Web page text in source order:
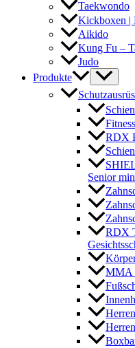
Taekwondo
Kickboxen |
Aikido
Kung Fu –
Judo
Produkte
RDX
Senior
RDX
MMA